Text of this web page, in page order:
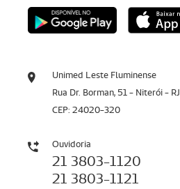
Unimed Leste Fluminense
Rua Dr. Borman, 51 - Niterói - RJ
CEP: 24020-320
Ouvidoria
21 3803-1120
21 3803-1121